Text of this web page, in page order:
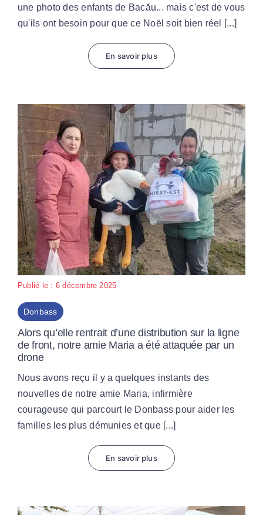
une photo des enfants de Bacău... mais c'est de vous
qu'ils ont besoin pour que ce Noël soit bien réel [...]
En savoir plus
Publié le : 6 décembre 2025
Donbass
Alors qu’elle rentrait d’une distribution sur la ligne
de front, notre amie Maria a été attaquée par un
drone
Nous avons reçu il y a quelques instants des
nouvelles de notre amie Maria, infirmière
courageuse qui parcourt le Donbass pour aider les
familles les plus démunies et que [...]
En savoir plus